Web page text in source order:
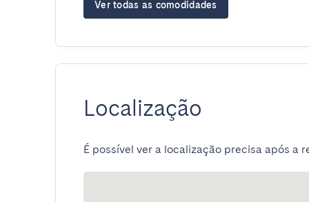
Ver todas as comodidades
Localização
É possível ver a localização precisa após a